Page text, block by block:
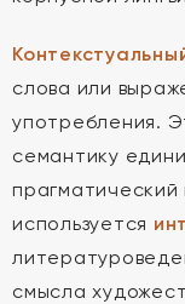
слова или
употребления.
семантику
используется
смысла